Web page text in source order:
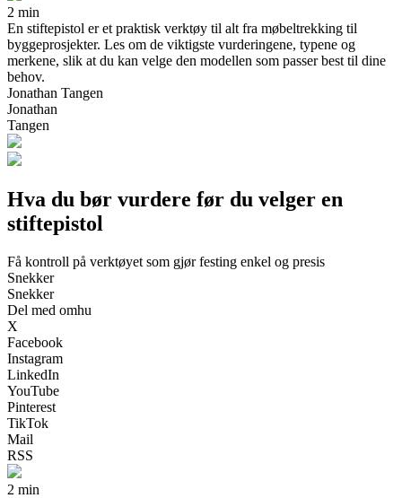
2 min
En stiftepistol er et praktisk verktøy til alt fra møbeltrekking til
byggeprosjekter. Les om de viktigste vurderingene, typene og
merkene, slik at du kan velge den modellen som passer best til dine
behov.
Jonathan Tangen
Jonathan
Tangen
Hva du bør vurdere før du velger en
stiftepistol
Få kontroll på verktøyet som gjør festing enkel og presis
Snekker
Snekker
Del med omhu
X
Facebook
Instagram
LinkedIn
YouTube
Pinterest
TikTok
Mail
RSS
2 min